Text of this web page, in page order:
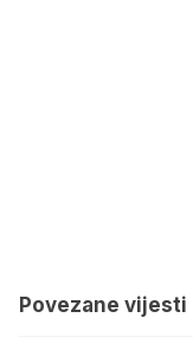
Povezane vijesti